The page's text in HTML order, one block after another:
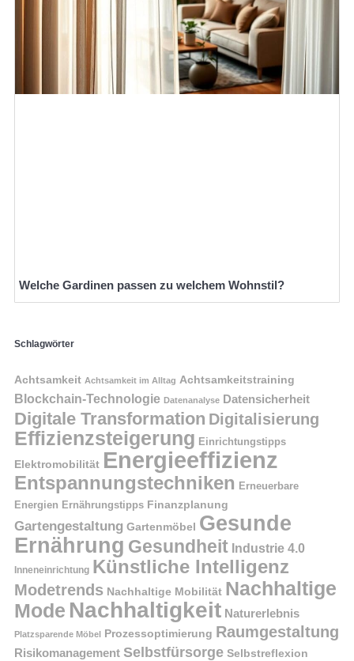
Welche Gardinen passen zu welchem Wohnstil?
Schlagwörter
Achtsamkeit Achtsamkeit im Alltag Achtsamkeitstraining
Blockchain-Technologie Datenanalyse Datensicherheit
Digitale Transformation Digitalisierung
Effizienzsteigerung Einrichtungstipps
Elektromobilität Energieeffizienz
Entspannungstechniken Erneuerbare
Energien Ernährungstipps Finanzplanung
Gartengestaltung Gartenmöbel Gesunde
Ernährung Gesundheit Industrie 4.0
Inneneinrichtung Künstliche Intelligenz
Modetrends Nachhaltige Mobilität Nachhaltige
Mode Nachhaltigkeit Naturerlebnis
Platzsparende Möbel Prozessoptimierung Raumgestaltung
Risikomanagement Selbstfürsorge Selbstreflexion